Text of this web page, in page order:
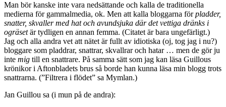
Man bör kanske inte vara nedsättande och kalla de traditionella
medierna för gammalmedia, ok. Men att kalla bloggarna förpladder,
snatter, skvaller med hat och avundsjuka där det vettiga dränks i
ogräsetär tydligen en annan femma. (Citatet är bara ungefärligt.)
Jag och alla andra vet att nätet är fullt av idiotiska (oj, tog jag i nu?)
bloggare som pladdrar, snattrar, skvallrar och hatar … men de gör ju
inte mig till en snattrare. På samma sätt som jag kan läsa Guillous
krönikor i Aftonbladets brus så borde han kunna läsa min blogg trots
snattrarna. (”Filtrera i flödet” sa Mymlan.)
Jan Guillou sa (i mun på de andra):